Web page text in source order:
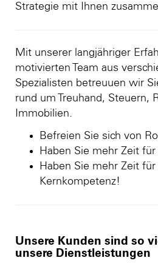
Strategie mit Ihnen
Mit unserer langjähriger
motivierten Team aus
Spezialisten betreuuen wir
rund um Treuhand, Steuern,
Immobilien.
Befreien Sie sich von
Haben Sie mehr Zeit
Haben Sie mehr Zeit für
Kernkompetenz!
Unsere Kunden sind so
unsere Dienstleistungen